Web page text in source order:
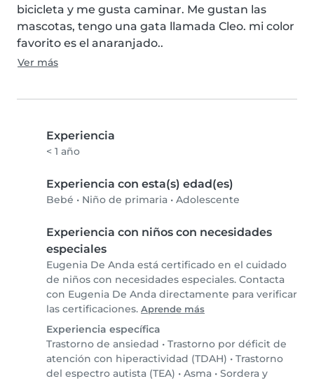
bicicleta y me gusta caminar. Me gustan las
mascotas, tengo una gata llamada Cleo. mi color
favorito es el anaranjado..
Ver más
Experiencia
< 1 año
Experiencia con esta(s) edad(es)
Bebé • Niño de primaria • Adolescente
Experiencia con niños con necesidades
especiales
Eugenia De Anda está certificado en el cuidado
de niños con necesidades especiales. Contacta
con Eugenia De Anda directamente para verificar
las certificaciones. Aprende más
Experiencia específica
Trastorno de ansiedad • Trastorno por déficit de
atención con hiperactividad (TDAH) • Trastorno
del espectro autista (TEA) • Asma • Sordera y